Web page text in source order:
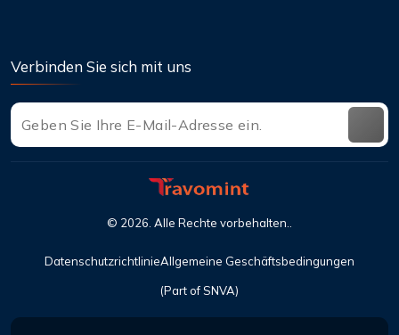
Verbinden Sie sich mit uns
(Part of SNVA)
© 2026 . Alle Rechte vorbehalten..
DatenschutzrichtlinieAllgemeine Geschäftsbedingungen